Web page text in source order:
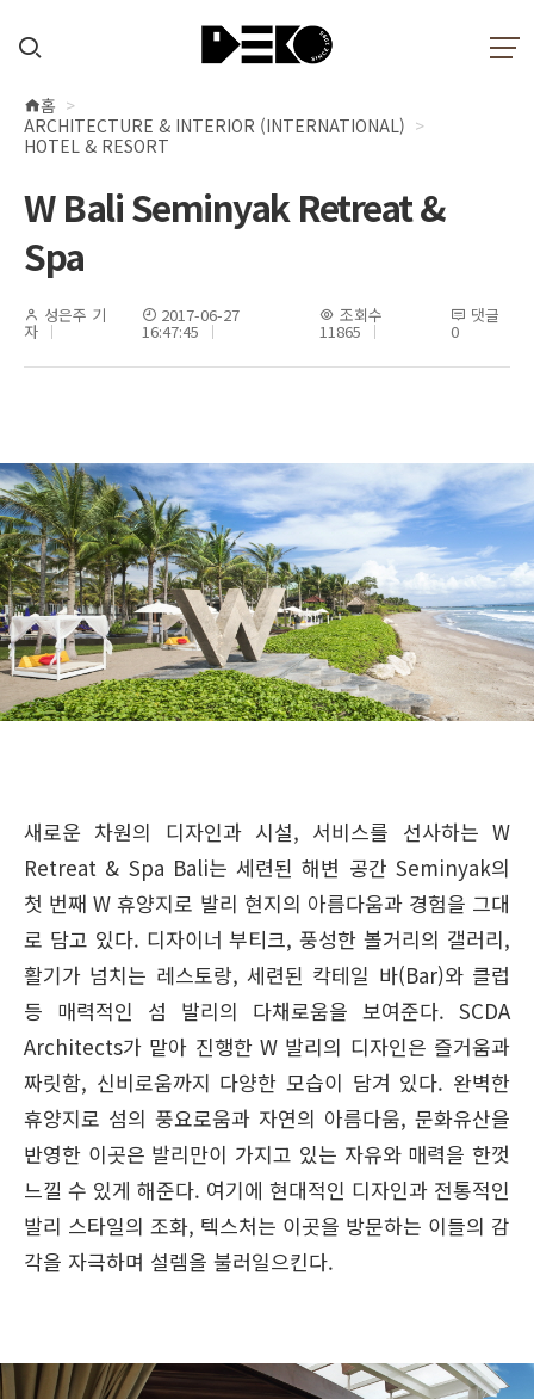
현
재
치
홈
ARCHITECTURE & INTERIOR (INTERNATIONAL)
HOTEL & RESORT
W Bali Seminyak Retreat &
Spa
성은주 기
자
2017-06-27
16:47:45
조회수
11865
댓글
0
새로운 차원의 디자인과 시설, 서비스를 선사하는 W
Retreat & Spa Bali는 세련된 해변 공간 Seminyak의
첫 번째 W 휴양지로 발리 현지의 아름다움과 경험을 그대
로 담고 있다. 디자이너 부티크, 풍성한 볼거리의 갤러리,
활기가 넘치는 레스토랑, 세련된 칵테일 바(Bar)와 클럽
등 매력적인 섬 발리의 다채로움을 보여준다. SCDA
Architects가 맡아 진행한 W 발리의 디자인은 즐거움과
짜릿함, 신비로움까지 다양한 모습이 담겨 있다. 완벽한
휴양지로 섬의 풍요로움과 자연의 아름다움, 문화유산을
반영한 이곳은 발리만이 가지고 있는 자유와 매력을 한껏
느낄 수 있게 해준다. 여기에 현대적인 디자인과 전통적인
발리 스타일의 조화, 텍스처는 이곳을 방문하는 이들의 감
각을 자극하며 설렘을 불러일으킨다.